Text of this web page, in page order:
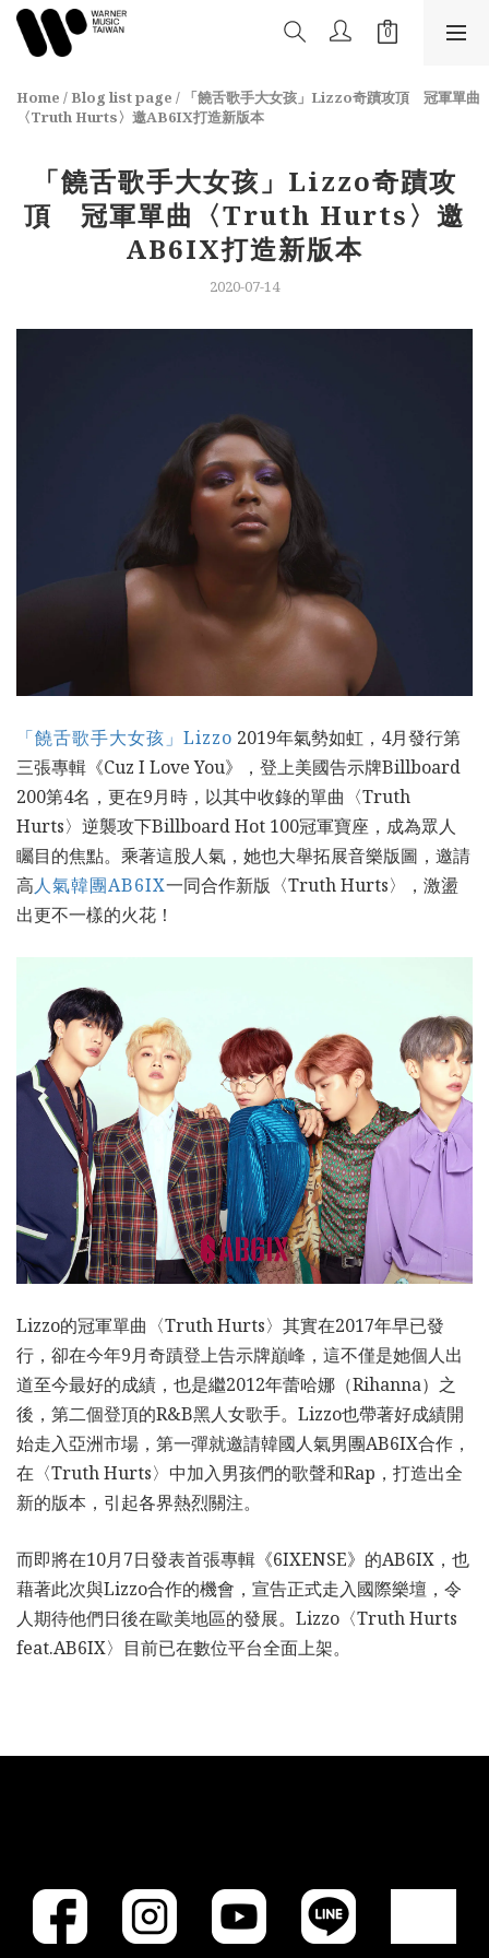
Home / Blog list page / 「饒舌歌手大女孩」Lizzo奇蹟攻頂 冠軍單曲
〈Truth Hurts〉邀AB6IX打造新版本
「饒舌歌手大女孩」Lizzo奇蹟攻
頂 冠軍單曲〈Truth Hurts〉邀
AB6IX打造新版本
2020-07-14
「饒舌歌手大女孩」Lizzo 2019年氣勢如虹，4月發行第
三張專輯《Cuz I Love You》，登上美國告示牌Billboard
200第4名，更在9月時，以其中收錄的單曲〈Truth
Hurts〉逆襲攻下Billboard Hot 100冠軍寶座，成為眾人
矚目的焦點。乘著這股人氣，她也大舉拓展音樂版圖，邀請
高人氣韓團AB6IX一同合作新版〈Truth Hurts〉，激盪
出更不一樣的火花！
Lizzo的冠軍單曲〈Truth Hurts〉其實在2017年早已發
行，卻在今年9月奇蹟登上告示牌巔峰，這不僅是她個人出
道至今最好的成績，也是繼2012年蕾哈娜（Rihanna）之
後，第二個登頂的R&B黑人女歌手。Lizzo也帶著好成績開
始走入亞洲市場，第一彈就邀請韓國人氣男團AB6IX合作，
在〈Truth Hurts〉中加入男孩們的歌聲和Rap，打造出全
新的版本，引起各界熱烈關注。
而即將在10月7日發表首張專輯《6IXENSE》的AB6IX，也
藉著此次與Lizzo合作的機會，宣告正式走入國際樂壇，令
人期待他們日後在歐美地區的發展。Lizzo〈Truth Hurts
feat.AB6IX〉目前已在數位平台全面上架。